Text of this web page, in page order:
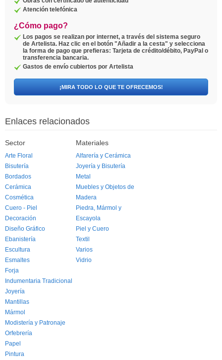
Atención telefónica
¿Cómo pago?
Los pagos se realizan por internet, a través del sistema seguro
de Artelista. Haz clic en el botón "Añadir a la cesta" y selecciona
la forma de pago que prefieras: Tarjeta de crédito/débito, PayPal o
transferencia bancaria.
Gastos de envío cubiertos por Artelista
¡MIRA TODO LO QUE TE OFRECEMOS!
Enlaces relacionados
Sector
Arte Floral
Bisutería
Bordados
Cerámica
Cosmética
Cuero - Piel
Decoración
Diseño Gráfico
Ebanistería
Escultura
Esmaltes
Forja
Indumentaria Tradicional
Joyería
Mantillas
Mármol
Modistería y Patronaje
Orfebrería
Papel
Pintura
Materiales
Alfarería y Cerámica
Joyería y Bisutería
Metal
Muebles y Objetos de
Madera
Piedra, Mármol y
Escayola
Piel y Cuero
Textil
Varios
Vidrio